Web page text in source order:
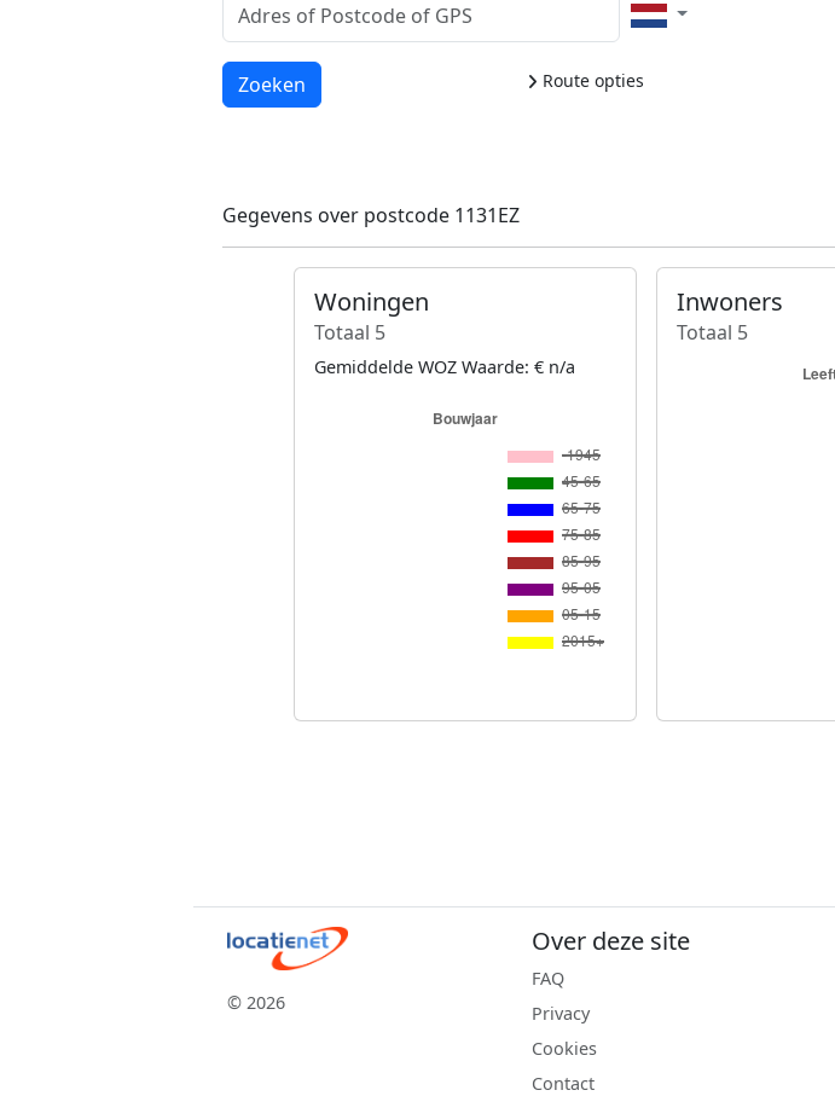
Route opties
Laden...
Zoeken
Gegevens over postcode 1131EZ
Woningen
Totaal 5
Gemiddelde WOZ Waarde: € n/a
Inwoners
Totaal 5
© 2026
Over deze site
FAQ
Privacy
Cookies
Contact